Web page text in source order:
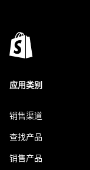
应用类别
销售渠道
查找产品
销售产品